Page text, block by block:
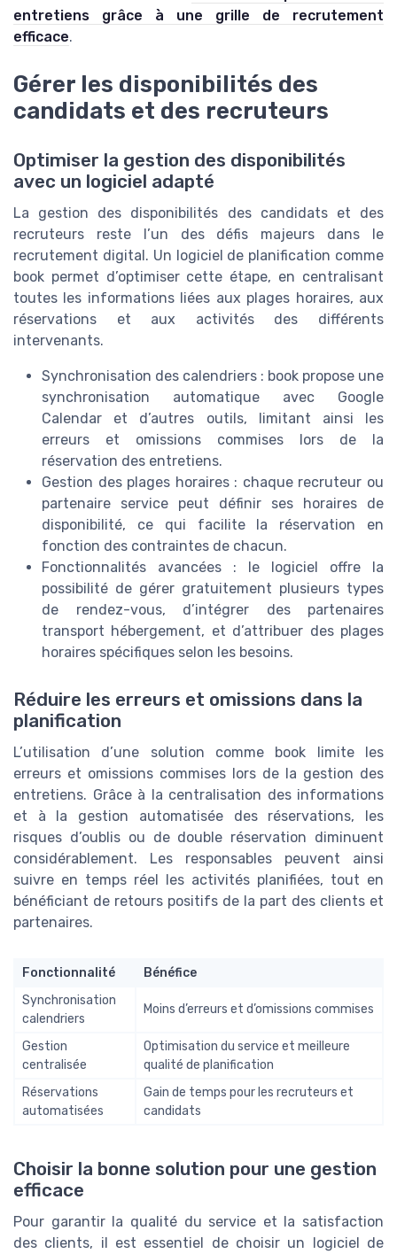
entretiens grâce à une grille de recrutement
efficace.
Gérer les disponibilités des
candidats et des recruteurs
Optimiser la gestion des disponibilités
avec un logiciel adapté
La gestion des disponibilités des candidats et des
recruteurs reste l’un des défis majeurs dans le
recrutement digital. Un logiciel de planification comme
book permet d’optimiser cette étape, en centralisant
toutes les informations liées aux plages horaires, aux
réservations et aux activités des différents
intervenants.
Synchronisation des calendriers : book propose une
synchronisation automatique avec Google
Calendar et d’autres outils, limitant ainsi les
erreurs et omissions commises lors de la
réservation des entretiens.
Gestion des plages horaires : chaque recruteur ou
partenaire service peut définir ses horaires de
disponibilité, ce qui facilite la réservation en
fonction des contraintes de chacun.
Fonctionnalités avancées : le logiciel offre la
possibilité de gérer gratuitement plusieurs types
de rendez-vous, d’intégrer des partenaires
transport hébergement, et d’attribuer des plages
horaires spécifiques selon les besoins.
Réduire les erreurs et omissions dans la
planification
L’utilisation d’une solution comme book limite les
erreurs et omissions commises lors de la gestion des
entretiens. Grâce à la centralisation des informations
et à la gestion automatisée des réservations, les
risques d’oublis ou de double réservation diminuent
considérablement. Les responsables peuvent ainsi
suivre en temps réel les activités planifiées, tout en
bénéficiant de retours positifs de la part des clients et
partenaires.
Fonctionnalité
Bénéfice
Synchronisation
calendriers
Moins d’erreurs et d’omissions commises
Gestion
centralisée
Optimisation du service et meilleure
qualité de planification
Réservations
automatisées
Gain de temps pour les recruteurs et
candidats
Choisir la bonne solution pour une gestion
efficace
Pour garantir la qualité du service et la satisfaction
des clients, il est essentiel de choisir un logiciel de